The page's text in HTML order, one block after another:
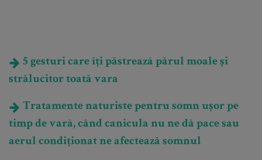
5 gesturi care îți păstrează părul moale și
strălucitor toată vara
Tratamente naturiste pentru somn ușor pe
timp de vară, când canicula nu ne dă pace sau
aerul condiționat ne afectează somnul